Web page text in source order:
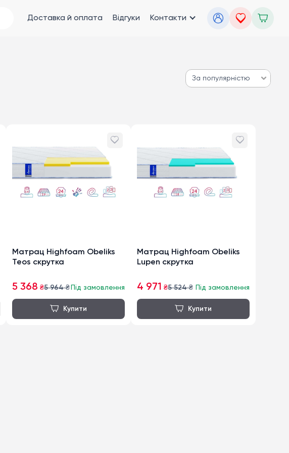
Доставка й оплата Відгуки Контакти
За популярністю
Матрац Highfoam Obeliks
Teos скрутка
5 368 ₴5 964₴ Під замовлення
Матрац Highfoam Obeliks
Lupen скрутка
4 971 ₴5 524₴ Під замовлення